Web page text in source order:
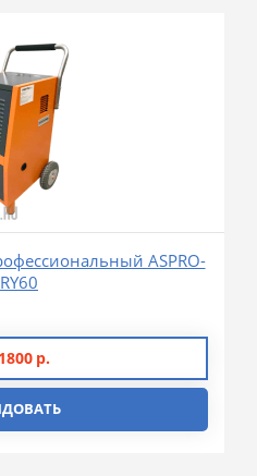
ASPRO-
1800 р.